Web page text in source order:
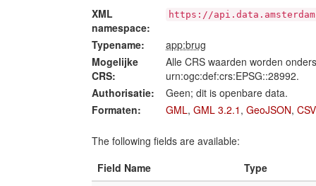
XML
namespace:
https://
Typename:
app:brug
Mogelijke
CRS:
Alle CRS waarden worden
urn:ogc:def:crs:EPSG::28992.
Authorisatie:
Geen; dit is openbare data.
Formaten:
GML, GML 3.2.1 , GeoJSON, CSV
The following fields are available:
Field Name
Type